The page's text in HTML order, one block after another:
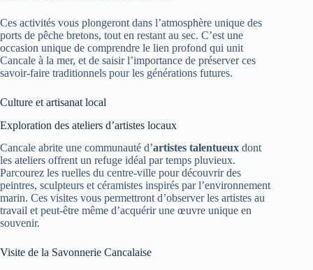
Ces activités vous plongeront dans l’atmosphère unique des
ports de pêche bretons, tout en restant au sec. C’est une
occasion unique de comprendre le lien profond qui unit
Cancale à la mer, et de saisir l’importance de préserver ces
savoir-faire traditionnels pour les générations futures.
Culture et artisanat local
Exploration des ateliers d’artistes locaux
Cancale abrite une communauté d’artistes talentueux dont
les ateliers offrent un refuge idéal par temps pluvieux.
Parcourez les ruelles du centre-ville pour découvrir des
peintres, sculpteurs et céramistes inspirés par l’environnement
marin. Ces visites vous permettront d’observer les artistes au
travail et peut-être même d’acquérir une œuvre unique en
souvenir.
Visite de la Savonnerie Cancalaise